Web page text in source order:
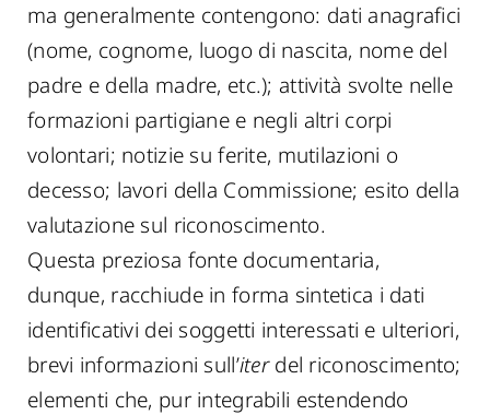
ma generalmente contengono: dati anagrafici
(nome, cognome, luogo di nascita, nome del
padre e della madre, etc.); attività svolte nelle
formazioni partigiane e negli altri corpi
volontari; notizie su ferite, mutilazioni o
decesso; lavori della Commissione; esito della
valutazione sul riconoscimento.
Questa preziosa fonte documentaria,
dunque, racchiude in forma sintetica i dati
identificativi dei soggetti interessati e ulteriori,
brevi informazioni sull’iterdel riconoscimento;
elementi che, pur integrabili estendendo